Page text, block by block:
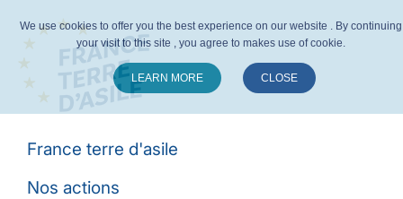
France terre d'asile
Nos actions
We use cookies to offer you the best experience on our website . By continuing
your visit to this site , you agree to makes use of cookie.
LEARN MORE CLOSE